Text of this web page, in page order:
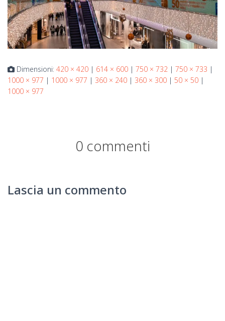
Dimensioni: 420 × 420 | 614 × 600 | 750 × 732 | 750 × 733 |
1000 × 977 | 1000 × 977 | 360 × 240 | 360 × 300 | 50 × 50 |
1000 × 977
0 commenti
Lascia un commento